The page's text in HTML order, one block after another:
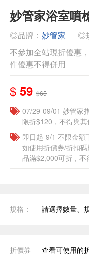
妙管家浴室噴
◎品牌： 妙管家
◎
不參加全站現折優惠
件優惠不得併用
$ 59 $65
07/29-09/01 妙管家
限折$120，不得與
即日起-9/1 不限金額
如使用折價券/折扣
品滿$2,000可折，不
規格： 請選擇數量、
折價券 查看可使用的